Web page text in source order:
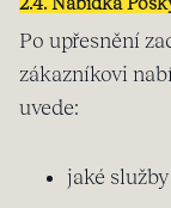
Po upřesnění
zákazníkovi
uvede:
jaké